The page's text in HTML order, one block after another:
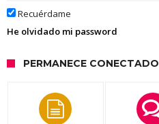
Recuérdame
He olvidado mi password
PERMANECE CONECTADO